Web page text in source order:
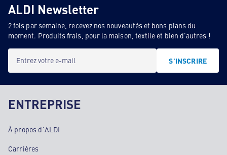
ALDI Newsletter
2 fois par semaine, recevez nos nouveautés et bons plans du
moment. Produits frais, pour la maison, textile et bien d'autres !
Entrez votre e-mail S'INSCRIRE
ENTREPRISE
À propos d'ALDI
Carrières